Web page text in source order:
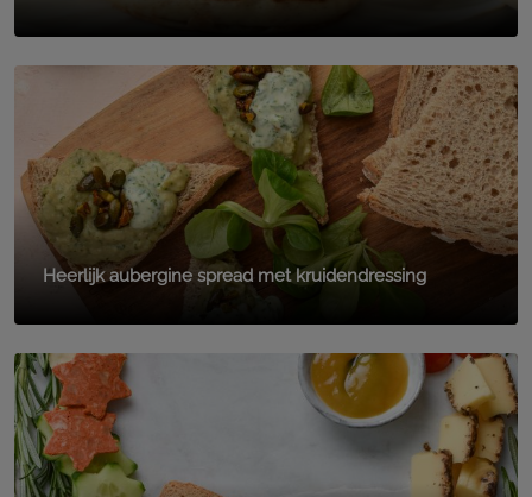
Heerlijk aubergine spread met kruidendressing